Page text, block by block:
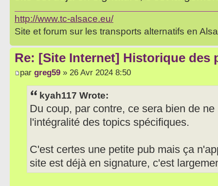
http://www.tc-alsace.eu/
Site et forum sur les transports alternatifs en
Re: [Site Internet] Historique des
par greg59 » 26 Avr 2024 8:50
kyah117 Wrote:
Du coup, par contre, ce sera bien de
l'intégralité des topics spécifiques.
C'est certes une petite pub mais ça
site est déjà en signature, c'est